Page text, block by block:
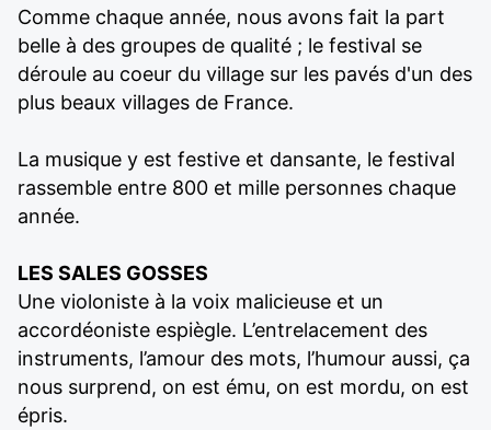
Comme chaque année, nous avons fait la part
belle à des groupes de qualité ; le festival se
déroule au coeur du village sur les pavés d'un des
plus beaux villages de France.
La musique y est festive et dansante, le festival
rassemble entre 800 et mille personnes chaque
année.
LES SALES GOSSES
Une violoniste à la voix malicieuse et un
accordéoniste espiègle. L’entrelacement des
instruments, l’amour des mots, l’humour aussi, ça
nous surprend, on est ému, on est mordu, on est
épris.